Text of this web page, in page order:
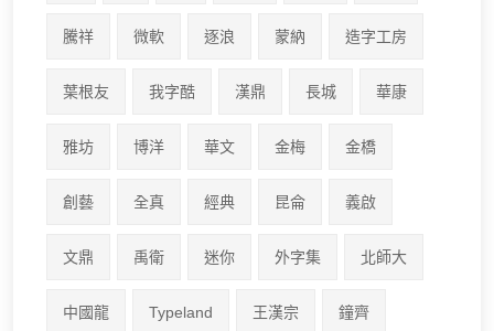
騰祥 微軟 逐浪 蒙納 造字工房
葉根友 我字酷 漢鼎 長城 華康
雅坊 博洋 華文 金梅 金橋
創藝 全真 經典 昆侖 義啟
文鼎 禹衛 迷你 外字集 北師大
中國龍 Typeland 王漢宗 鐘齊